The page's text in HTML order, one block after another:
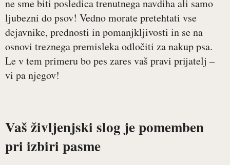
ne sme biti posledica trenutnega navdiha ali samo
ljubezni do psov! Vedno morate pretehtati vse
dejavnike, prednosti in pomanjkljivosti in se na
osnovi treznega premisleka odločiti za nakup psa.
Le v tem primeru bo pes zares vaš pravi prijatelj –
vi pa njegov!
Vaš življenjski slog je pomemben
pri izbiri pasme